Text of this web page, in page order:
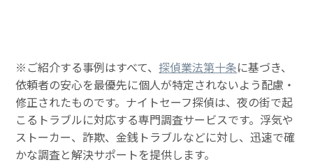
※ご紹介する事例はすべて、探偵業法第十条に基づき、
依頼者の安心を最優先に個人が特定されないよう配慮・
修正されたものです。ナイトセーフ探偵は、夜の街で起
こるトラブルに対応する専門調査サービスです。浮気や
ストーカー、詐欺、金銭トラブルなどに対し、迅速で確
かな調査と解決サポートを提供します。